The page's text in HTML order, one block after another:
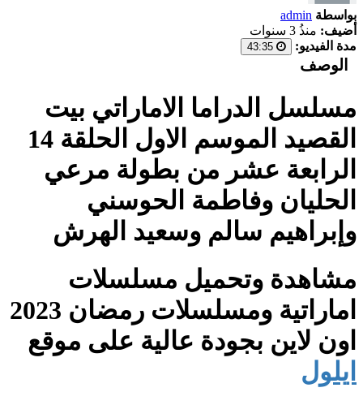
بواسطة admin
أضيف: منذُ 3 سنوات
مدة الفيديو:
الوصف
مسلسل الدراما الاماراتي بيت
القصيد الموسم الاول الحلقة 14
الرابعة عشر من بطولة مرعي
الحليان وفاطمة الحوسني
وإبراهيم سالم وسعيد الهرش
مشاهدة وتحميل مسلسلات
اماراتية ومسلسلات رمضان 2023
اون لاين بجودة عالية على موقع
ايلول